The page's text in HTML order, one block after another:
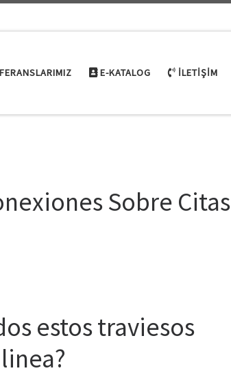
E-KATALOG İLETIŞIM
Sobre Citas
estos traviesos